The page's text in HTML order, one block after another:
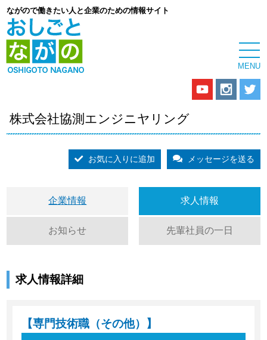
ながので働きたい人と企業のための情報サイト
株式会社協測エンジニヤリング
お気に入りに追加 メッセージを送る
企業情報 求人情報
お知らせ 先輩社員の一日
求人情報詳細
【専門技術職（その他）】